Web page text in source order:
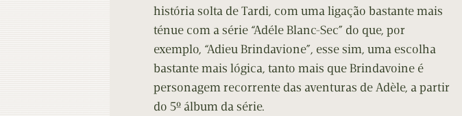
história solta de Tardi, com uma ligação bastante mais
ténue com a série “Adéle Blanc-Sec” do que, por
exemplo, “Adieu Brindavione”, esse sim, uma escolha
bastante mais lógica, tanto mais que Brindavoine é
personagem recorrente das aventuras de Adèle, a partir
do 5º álbum da série.